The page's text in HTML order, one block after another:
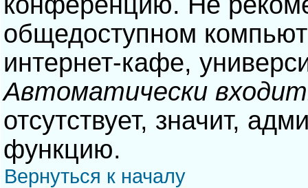
общедоступном
интернет-кафе,
Автоматически
отсутствует, значит,
функцию.
Вернуться к началу